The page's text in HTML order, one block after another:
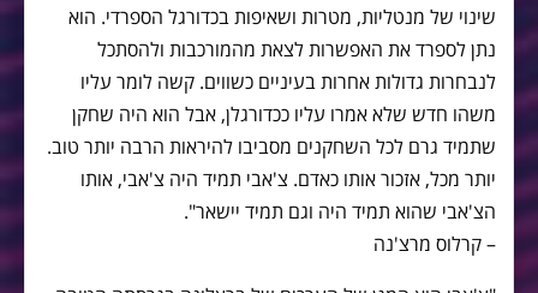
שינוי של מנטליות, מטרות ושאיפות בכדורגל הספרדי. הוא
נתן לספרד את האפשרות לצאת מהמורכבות ולהסתכל
לנבחרות גדולות אחרות בעיניים כשווים. קשה לומר עליו
משהו חדש שלא אמרו עליו ככדורגלן, אבל הוא היה שחקן
שתמיד גרם לכל השחקנים מסביבו להיראות הרבה יותר טוב.
יותר מכל, אזכור אותו כאדם. צ'אבי תמיד היה צ'אבי, אותו
הצ'אבי שהוא תמיד היה וגם תמיד יישאר".
– קרלוס מרצ'נה